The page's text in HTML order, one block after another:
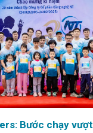
Bước chạy vượt